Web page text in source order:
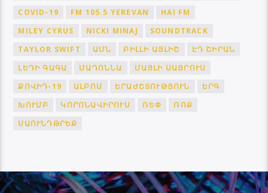
COVID-19
FM 105.5 YEREVAN
HAI FM
MILEY CYRUS
NICKI MINAJ
SOUNDTRACK
TAYLOR SWIFT
ԱՄՆ ԲԻԼԼԻ ԱՅԼԻՇ
ԷԴ ՇԻՐԱՆ
ԼԵԴԻ ԳԱԳԱ
ՄԱԴՈՆՆԱ
ՄԱՅԼԻ ՍԱՅՐՈՒՍ
ՔՈՎԻԴ-19
ԱԼԲՈՄ ԵՐԱԺՇՏՈՒԹՅՈՒՆ
ԵՐԳ
ԽՈՒՄԲ
ԿՈՐՈՆԱՎԻՐՈՒՍ ՌԵՓ
ՌՈՔ
ՍԱՈՒՆԴԹՐԵՔ